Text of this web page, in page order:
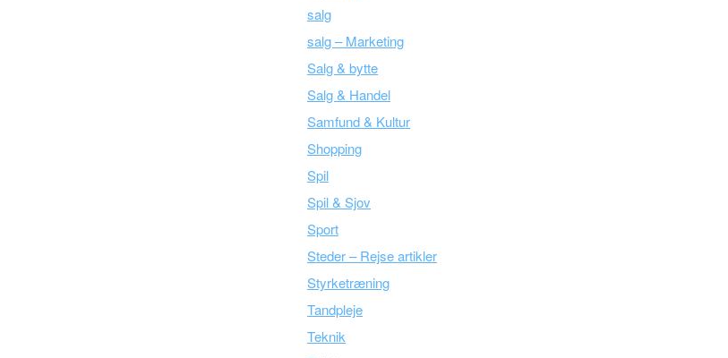
salg
salg – Marketing
Salg & bytte
Salg & Handel
Samfund & Kultur
Shopping
Spil
Spil & Sjov
Sport
Steder – Rejse artikler
Styrketræning
Tandpleje
Teknik